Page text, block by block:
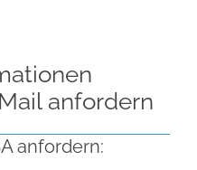
anfordern
anfordern: